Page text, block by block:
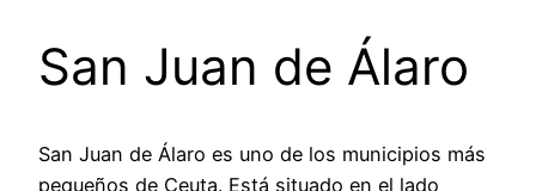
San Juan de Álaro
San Juan de Álaro es uno de los municipios más
pequeños de Ceuta. Está situado en el lado